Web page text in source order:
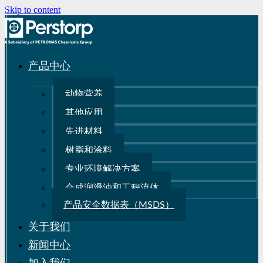
Skip to content
产品中心
动物营养
其他应用
先进材料
树脂和涂料
专业环境解决方案
合成润滑油和工程流体
产品安全数据表（MSDS）
关于我们
新闻中心